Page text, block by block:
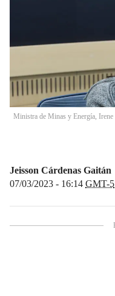
Ministra de Minas y Energía, Irene
Jeisson Cárdenas Gaitán
07/03/2023 - 16:14 GMT-5